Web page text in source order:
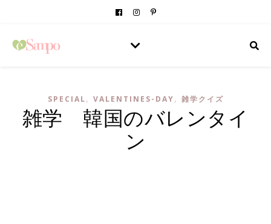
SPECIAL, VALENTINES-DAY, 雑学クイズ
雑学 韓国のバレンタイ
ン